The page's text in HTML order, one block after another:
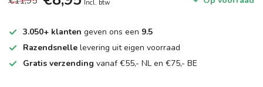
Incl. btw
3.050+ klanten geven ons een 9.5
Razendsnelle levering uit eigen voorraad
Gratis verzending vanaf €55,- NL en €75,- BE